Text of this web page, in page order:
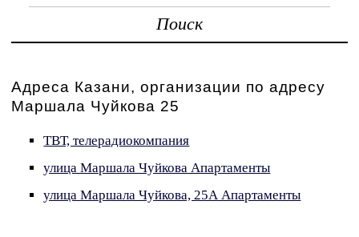
Поиск
Адреса Казани, организации по адресу
Маршала Чуйкова 25
ТВТ, телерадиокомпания
улица Маршала Чуйкова Апартаменты
улица Маршала Чуйкова, 25А Апартаменты